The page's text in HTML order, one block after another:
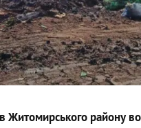
Житомирського району